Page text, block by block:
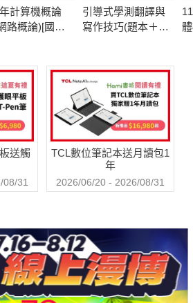
計算機概論
路概論)[國民
引導式學測翻譯與
寫作技巧(題本＋解
送觸
31
TCL數位筆記本送月讀包1
年
2026/06/20 - 2026/08/31